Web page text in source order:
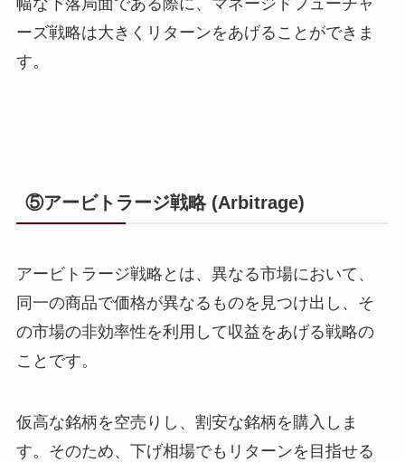
幅な下落局面である際に、マネージドフューチャ
ーズ戦略は大きくリターンをあげることができま
す。
⑤アービトラージ戦略 (Arbitrage)
アービトラージ戦略とは、異なる市場において、
同一の商品で価格が異なるものを見つけ出し、そ
の市場の非効率性を利用して収益をあげる戦略の
ことです。
仮高な銘柄を空売りし、割安な銘柄を購入しま
す。そのため、下げ相場でもリターンを目指せる